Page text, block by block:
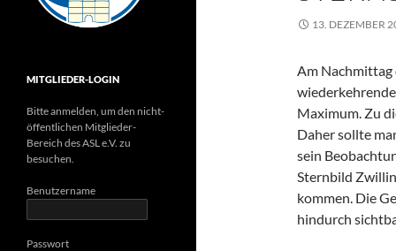
13. DEZEMBER
Am Nachmittag
Maximum. Zu
Daher sollte
sein
Sternbild
kommen. Die
hindurch
MITGLIEDER-LOGIN
Bitte anmelden, um den nicht-
öffentlichen Mitglieder-
Bereich des ASL e.V. zu
besuchen.
Benutzername
Passwort